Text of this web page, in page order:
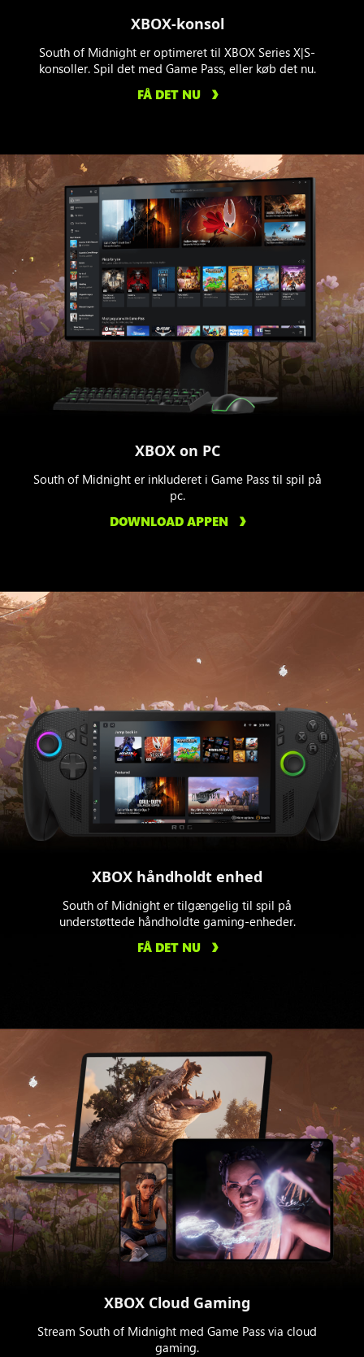
XBOX-konsol
South of Midnight er optimeret til XBOX Series X|S-
konsoller. Spil det med Game Pass, eller køb det nu.
FÅ DET NU
XBOX on PC
South of Midnight er inkluderet i Game Pass til spil på
pc.
DOWNLOAD APPEN
XBOX håndholdt enhed
South of Midnight er tilgængelig til spil på
understøttede håndholdte gaming-enheder.
FÅ DET NU
XBOX Cloud Gaming
Stream South of Midnight med Game Pass via cloud
gaming.